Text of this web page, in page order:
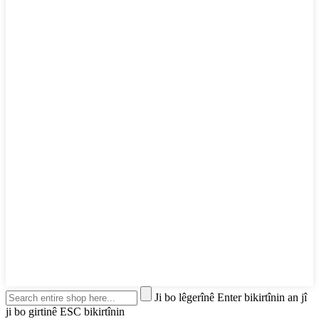
Ji bo lêgerînê Enter bikirtînin an jî
ji bo girtinê ESC bikirtînin